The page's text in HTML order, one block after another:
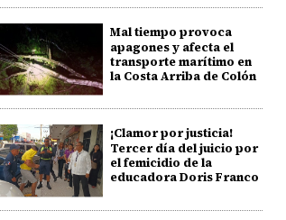
Mal tiempo provoca
apagones y afecta el
transporte marítimo en
la Costa Arriba de Colón
¡Clamor por justicia!
Tercer día del juicio por
el femicidio de la
educadora Doris Franco